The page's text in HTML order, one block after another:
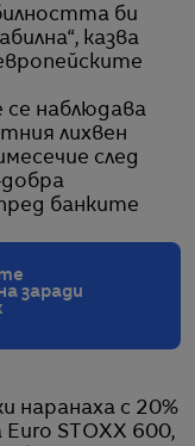
би
казва
наблюдава
лихвен
след
добра
банките
заради
наранаха с 20%
STOXX 600,